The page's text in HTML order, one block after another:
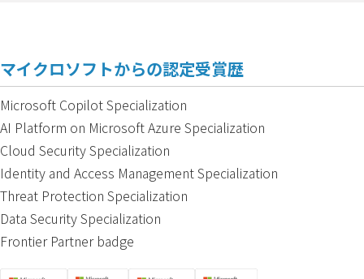
マイクロソフトからの認定受賞歴
Microsoft Copilot Specialization
AI Platform on Microsoft Azure Specialization
Cloud Security Specialization
Identity and Access Management Specialization
Threat Protection Specialization
Data Security Specialization
Frontier Partner badge